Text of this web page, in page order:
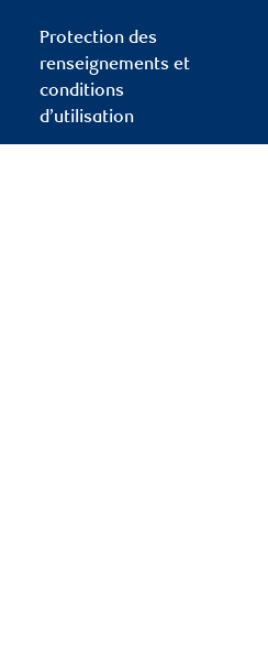
Protection des
renseignements et
conditions
d’utilisation